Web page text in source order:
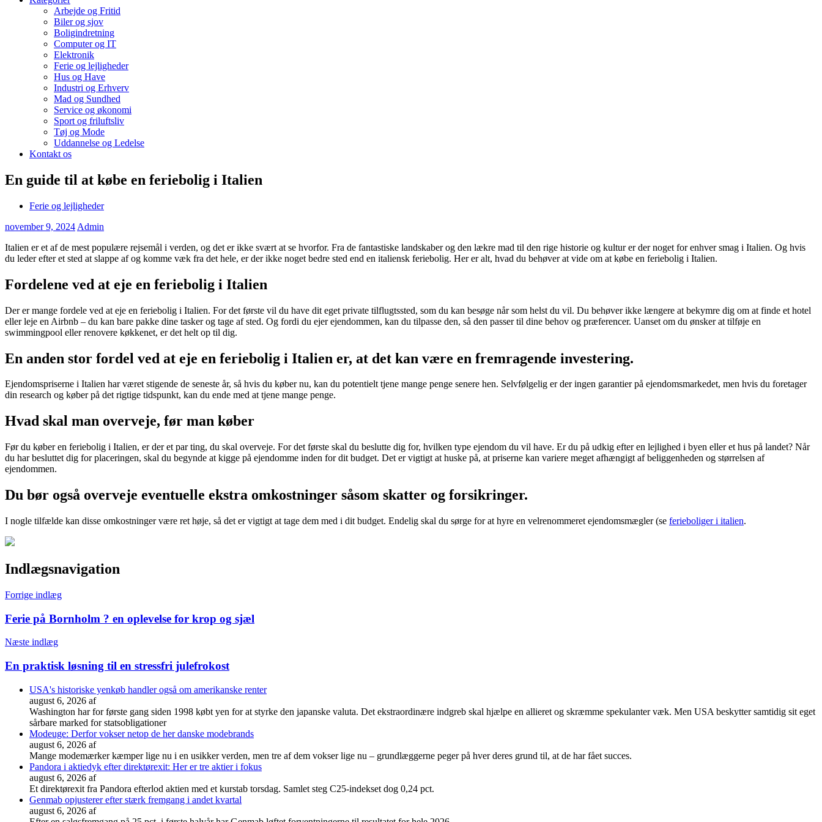
Arbejde og Fritid
Biler og sjov
Boligindretning
Computer og IT
Elektronik
Ferie og lejligheder
Hus og Have
Industri og Erhverv
Mad og Sundhed
Service og økonomi
Sport og friluftsliv
Tøj og Mode
Uddannelse og Ledelse
Kontakt os
En guide til at købe en feriebolig i Italien
Ferie og lejligheder
november 9, 2024 Admin
Italien er et af de mest populære rejsemål i verden, og det er ikke svært at se hvorfor. Fra de fantastiske landskaber og den lækre mad til den rige historie og kultur er der noget for enhver smag i Italien. Og hvis
du leder efter et sted at slappe af og komme væk fra det hele, er der ikke noget bedre sted end en italiensk feriebolig. Her er alt, hvad du behøver at vide om at købe en feriebolig i Italien.
Fordelene ved at eje en feriebolig i Italien
Der er mange fordele ved at eje en feriebolig i Italien. For det første vil du have dit eget private tilflugtssted, som du kan besøge når som helst du vil. Du behøver ikke længere at bekymre dig om at finde et hotel
eller leje en Airbnb – du kan bare pakke dine tasker og tage af sted. Og fordi du ejer ejendommen, kan du tilpasse den, så den passer til dine behov og præferencer. Uanset om du ønsker at tilføje en
swimmingpool eller renovere køkkenet, er det helt op til dig.
En anden stor fordel ved at eje en feriebolig i Italien er, at det kan være en fremragende investering.
Ejendomspriserne i Italien har været stigende de seneste år, så hvis du køber nu, kan du potentielt tjene mange penge senere hen. Selvfølgelig er der ingen garantier på ejendomsmarkedet, men hvis du foretager
din research og køber på det rigtige tidspunkt, kan du ende med at tjene mange penge.
Hvad skal man overveje, før man køber
Før du køber en feriebolig i Italien, er der et par ting, du skal overveje. For det første skal du beslutte dig for, hvilken type ejendom du vil have. Er du på udkig efter en lejlighed i byen eller et hus på landet? Når
du har besluttet dig for placeringen, skal du begynde at kigge på ejendomme inden for dit budget. Det er vigtigt at huske på, at priserne kan variere meget afhængigt af beliggenheden og størrelsen af
ejendommen.
Du bør også overveje eventuelle ekstra omkostninger såsom skatter og forsikringer.
I nogle tilfælde kan disse omkostninger være ret høje, så det er vigtigt at tage dem med i dit budget. Endelig skal du sørge for at hyre en velrenommeret ejendomsmægler (se ferieboliger i italien.
Indlægsnavigation
Forrige indlæg
Ferie på Bornholm ? en oplevelse for krop og sjæl
Næste indlæg
En praktisk løsning til en stressfri julefrokost
USA's historiske yenkøb handler også om amerikanske renter
august 6, 2026 af
Washington har for første gang siden 1998 købt yen for at styrke den japanske valuta. Det ekstraordinære indgreb skal hjælpe en allieret og skræmme spekulanter væk. Men USA beskytter samtidig sit eget
sårbare marked for statsobligationer
Modeuge: Derfor vokser netop de her danske modebrands
august 6, 2026 af
Mange modemærker kæmper lige nu i en usikker verden, men tre af dem vokser lige nu – grundlæggerne peger på hver deres grund til, at de har fået succes.
Pandora i aktiedyk efter direktørexit: Her er tre aktier i fokus
august 6, 2026 af
Et direktørexit fra Pandora efterlod aktien med et kurstab torsdag. Samlet steg C25-indekset dog 0,24 pct.
Genmab opjusterer efter stærk fremgang i andet kvartal
august 6, 2026 af